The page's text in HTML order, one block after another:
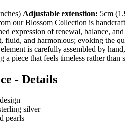
Adjustable extenstion: 5cm
our Blossom Collection is
expression of renewal, balance,
fluid, and harmonious; evoking the
is carefully assembled by
a piece that feels timeless rather than
- Details
silver
pearls